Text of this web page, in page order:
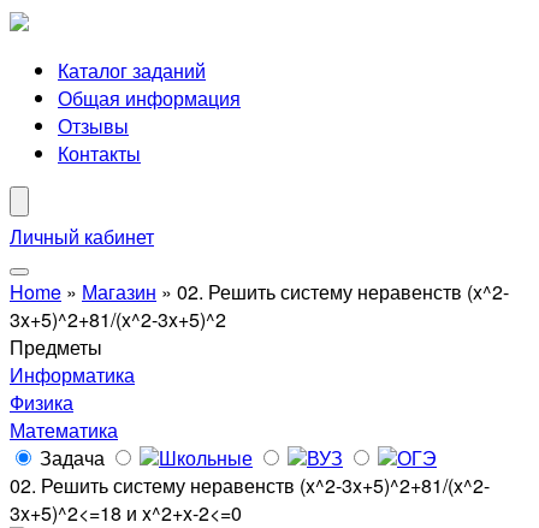
Каталог заданий
Общая информация
Отзывы
Контакты
Личный кабинет
Home » Магазин » 02. Решить систему неравенств (x^2-
3x+5)^2+81/(x^2-3x+5)^2
Предметы
Информатика
Физика
Математика
Задача
Школьные ВУЗ
ОГЭ
02. Решить систему неравенств (x^2-3x+5)^2+81/(x^2-
3x+5)^2<=18 и x^2+x-2<=0